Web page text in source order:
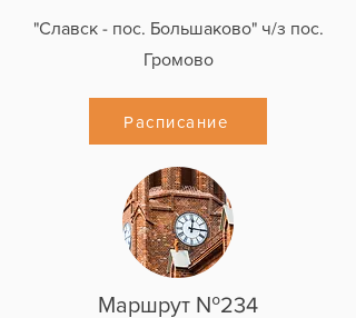
"Славск - пос. Большаково" ч/з пос.
Громово
Расписание
Маршрут №234